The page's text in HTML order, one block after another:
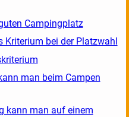
Campingplatz
Kriterium bei der Platzwahl
man beim Campen
kann man auf einem